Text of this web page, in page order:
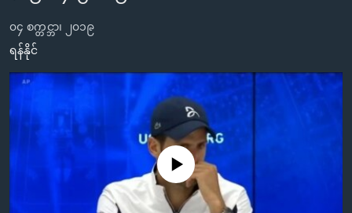
သို့
ကျော်
ကြည့်
ပင်မ
အစ္စရေး-ပါလက်စတိုင်း
ရပ်ဝန်းတခု လမ်းတခု အလွန်
အင်္ဂလိပ်စာလေ့လာမယ်
မကြေးမုံရဲ့ အင်္ဂလိပ်စာ
ရုပ်ရှင်ထဲက အင်္ဂလိပ်စာ
သုတပဒေသာ အင်္ဂလိပ်စာ
တီဗွီ
ရေဒီယိုနှင့်ရုပ်သံ အချက်အလက်များ
ရေဒီယို/တီဗွီအစီအစဉ်
Learning English
ဗွီအိုအေ လူမှုကွန်ယက်များ
၀၄ စက္တင္ဘာ၊ ၂၀၁၉
ရန်နိုင်
No media source currently available